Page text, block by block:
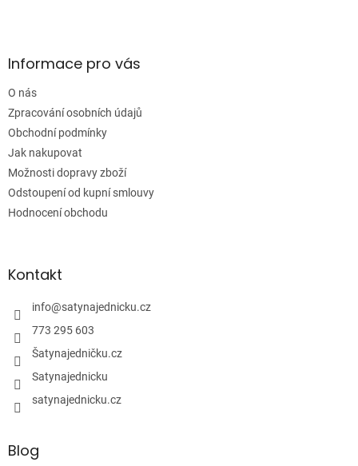
aInformace pro vás
O nás
Zpracování osobních údajů
Obchodní podmínky
Jak nakupovat
Možnosti dopravy zboží
Odstoupení od kupní smlouvy
Hodnocení obchodu
Kontakt
info@satynajednicku.cz
773 295 603
Šatynajedničku.cz
Satynajednicku
satynajednicku.cz
Blog